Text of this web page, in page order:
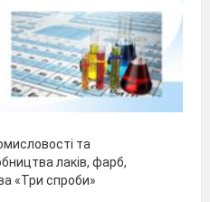
та
лаків, фарб,
«Три спроби»